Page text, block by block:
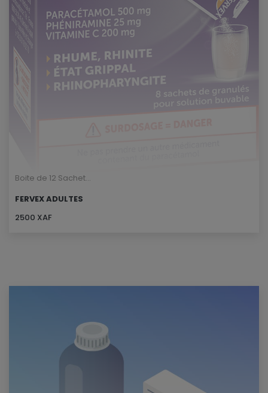
Boite de 12 Sachet...
FERVEX ADULTES
2500 XAF